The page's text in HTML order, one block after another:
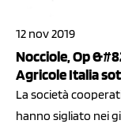
12 nov 2019
Nocciole, Op
Agricole Italia
La società
hanno sigliato nei